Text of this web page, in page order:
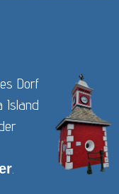
Dorf
Island
.